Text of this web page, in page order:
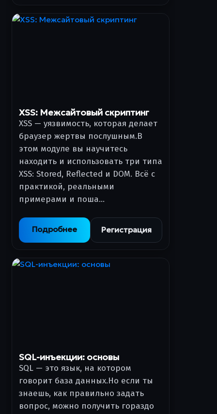
XSS: Межсайтовый скриптинг
XSS — уязвимость, которая делает
браузер жертвы послушным.В
этом модуле вы научитесь
находить и использовать три типа
XSS: Stored, Reflected и DOM. Всё с
практикой, реальными
примерами и поша…
Подробнее Регистрация
SQL-инъекции: основы
SQL — это язык, на котором
говорит база данных.Но если ты
знаешь, как правильно задать
вопрос, можно получить гораздо